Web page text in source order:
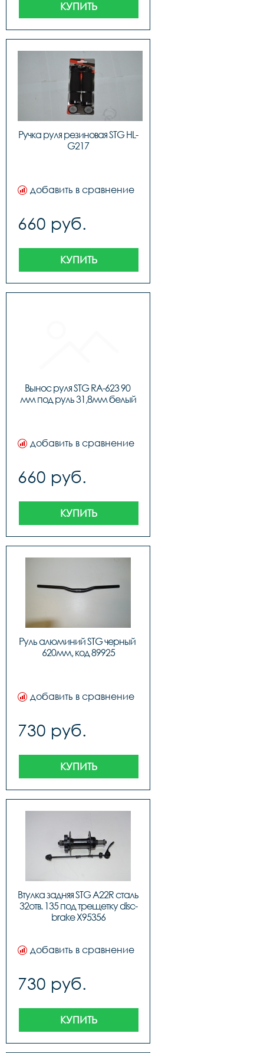
КУПИТЬ
Ручка руля резиновая STG HL-
G217
добавить в сравнение
660 руб.
КУПИТЬ
Вынос руля STG RA-623 90
мм под руль 31,8мм белый
добавить в сравнение
660 руб.
КУПИТЬ
Руль алюминий STG черный
620мм, код 89925
добавить в сравнение
730 руб.
КУПИТЬ
Втулка задняя STG A22R сталь
32отв. 135 под трещетку disc-
brake Х95356
добавить в сравнение
730 руб.
КУПИТЬ